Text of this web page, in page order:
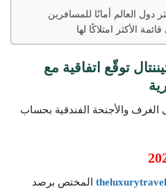
دول العالم أمانًا للمسافرين
توقّع اتفاقية مع
الغرف والأجنحة الفندقية بحساب
المختص برصد